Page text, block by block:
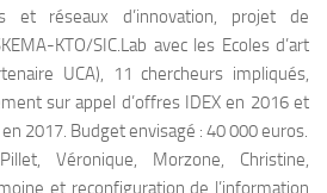
et réseaux d’innovation, projet de
KTO/SIC.Lab avec les Ecoles d’art
UCA), 11 chercheurs impliqués,
sur appel d’offres IDEX en 2016 et
en 2017. Budget envisagé : 40 000 euros.
Véronique, Morzone, Christine,
et reconfiguration de l’information